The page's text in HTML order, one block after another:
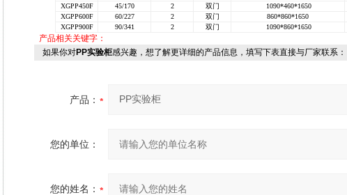
XGPP450F
45/170 2 双门 1090*460*1650
XGPP600F
60/227 2 双门 860*860*1650
XGPP900F
90/341 2 双门 1090*860*1650
产品相关关键字：
如果你对PP实验柜感兴趣，想了解更详细的产品信息，填写下表直接与厂家联系：
产品：
您的单位：
您的姓名：